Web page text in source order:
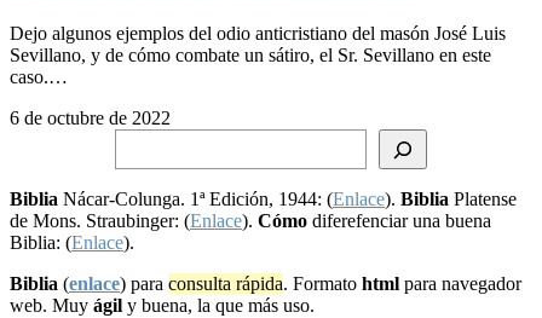
Dejo algunos ejemplos del odio anticristiano del masón José Luis
Sevillano, y de cómo combate un sátiro, el Sr. Sevillano en este
caso.…
6 de octubre de 2022
Biblia Nácar-Colunga. 1ª Edición, 1944: (Enlace). Biblia Platense
de Mons. Straubinger: (Enlace). Cómo diferefenciar una buena
Biblia: (Enlace).
Biblia (enlace) para consulta rápida. Formato html para navegador
web. Muy ágil y buena, la que más uso.